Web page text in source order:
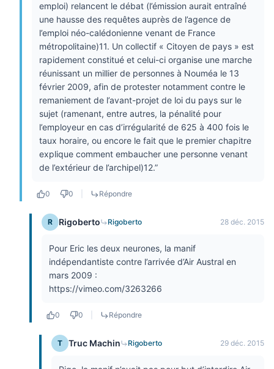
emploi) relancent le débat (l’émission aurait entraîné
une hausse des requêtes auprès de l’agence de
l’emploi néo-calédonienne venant de France
métropolitaine)11. Un collectif « Citoyen de pays » est
rapidement constitué et celui-ci organise une marche
réunissant un millier de personnes à Nouméa le 13
février 2009, afin de protester notamment contre le
remaniement de l’avant-projet de loi du pays sur le
sujet (ramenant, entre autres, la pénalité pour
l’employeur en cas d’irrégularité de 625 à 400 fois le
taux horaire, ou encore le fait que le premier chapitre
explique comment embaucher une personne venant
de l’extérieur de l’archipel)12.”
0 0 Répondre
R Rigoberto Rigoberto 28 déc. 2015
Pour Eric les deux neurones, la manif
indépendantiste contre l’arrivée d’Air Austral en
mars 2009 :
https://vimeo.com/3263266
0 0 Répondre
T Truc Machin Rigoberto 29 déc. 2015